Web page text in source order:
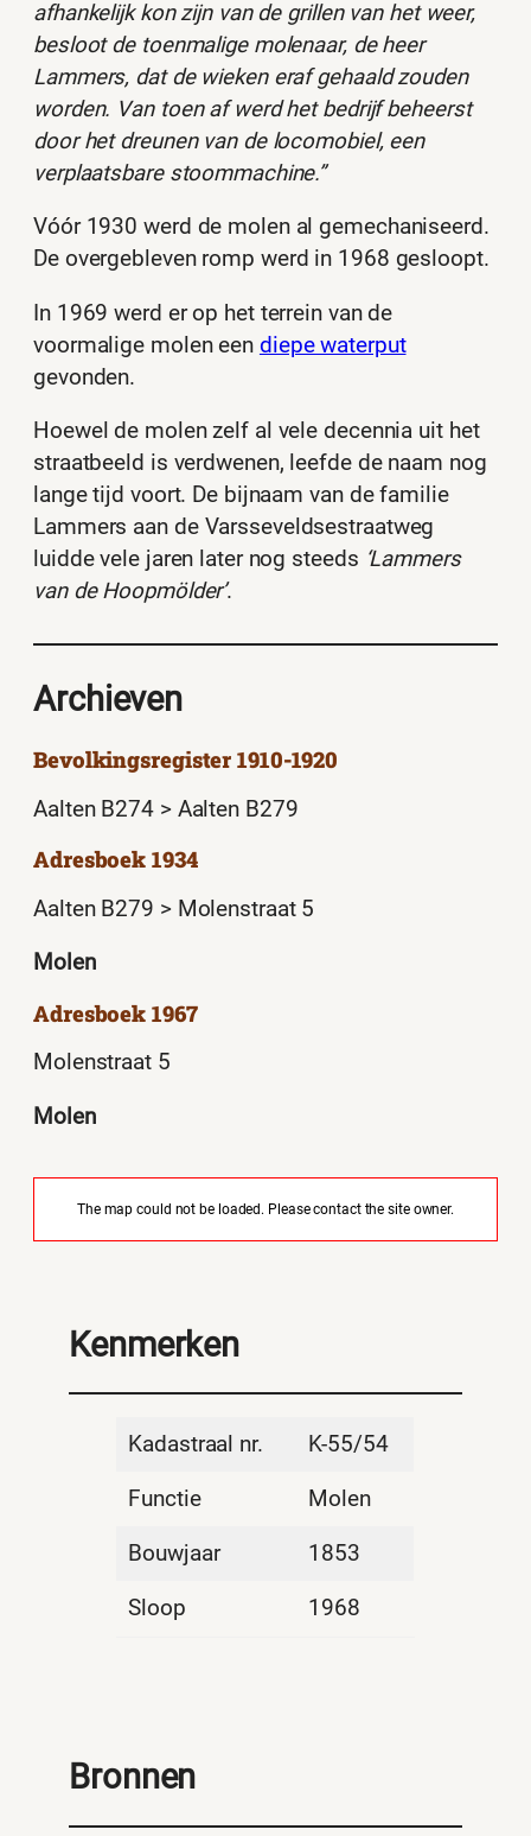
afhankelijk kon zijn van de grillen van het weer,
besloot de toenmalige molenaar, de heer
Lammers, dat de wieken eraf gehaald zouden
worden. Van toen af werd het bedrijf beheerst
door het dreunen van de locomobiel, een
verplaatsbare stoommachine.”
Vóór 1930 werd de molen al gemechaniseerd.
De overgebleven romp werd in 1968 gesloopt.
In 1969 werd er op het terrein van de
voormalige molen een diepe waterput
gevonden.
Hoewel de molen zelf al vele decennia uit het
straatbeeld is verdwenen, leefde de naam nog
lange tijd voort. De bijnaam van de familie
Lammers aan de Varsseveldsestraatweg
luidde vele jaren later nog steeds ‘Lammers
van de Hoopmölder’.
Archieven
Bevolkingsregister 1910-1920
Aalten B274 > Aalten B279
Adresboek 1934
Aalten B279 > Molenstraat 5
Molen
Adresboek 1967
Molenstraat 5
Molen
The map could not be loaded. Please contact the site owner.
Kenmerken
Kadastraal nr. K-55/54
Functie Molen
Bouwjaar 1853
Sloop 1968
Bronnen